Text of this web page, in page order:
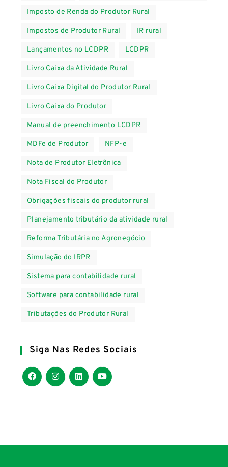
Imposto de Renda do Produtor Rural
Impostos de Produtor Rural IR rural
Lançamentos no LCDPR LCDPR
Livro Caixa da Atividade Rural
Livro Caixa Digital do Produtor Rural
Livro Caixa do Produtor
Manual de preenchimento LCDPR
MDFe de Produtor NFP-e
Nota de Produtor Eletrônica
Nota Fiscal do Produtor
Obrigações fiscais do produtor rural
Planejamento tributário da atividade rural
Reforma Tributária no Agronegócio
Simulação do IRPR
Sistema para contabilidade rural
Software para contabilidade rural
Tributações do Produtor Rural
Siga Nas Redes Sociais